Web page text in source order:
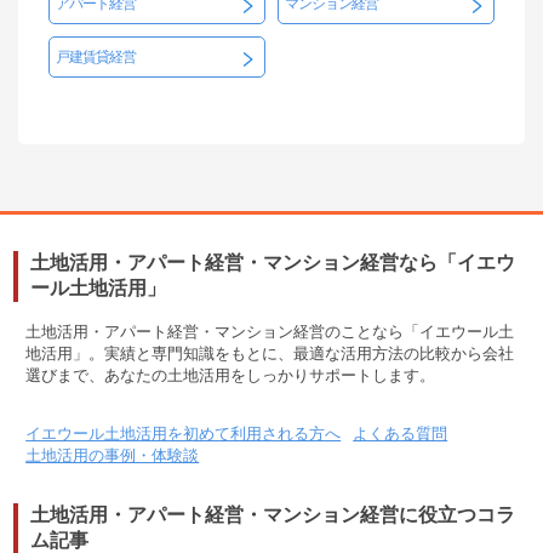
アパート経営 マンション経営
戸建賃貸経営
土地活用・アパート経営・マンション経営なら「イエウ
ール土地活用」
土地活用・アパート経営・マンション経営のことなら「イエウール土
地活用」。実績と専門知識をもとに、最適な活用方法の比較から会社
選びまで、あなたの土地活用をしっかりサポートします。
イエウール土地活用を初めて利用される方へ
よくある質問
土地活用の事例・体験談
土地活用・アパート経営・マンション経営に役立つコラ
ム記事